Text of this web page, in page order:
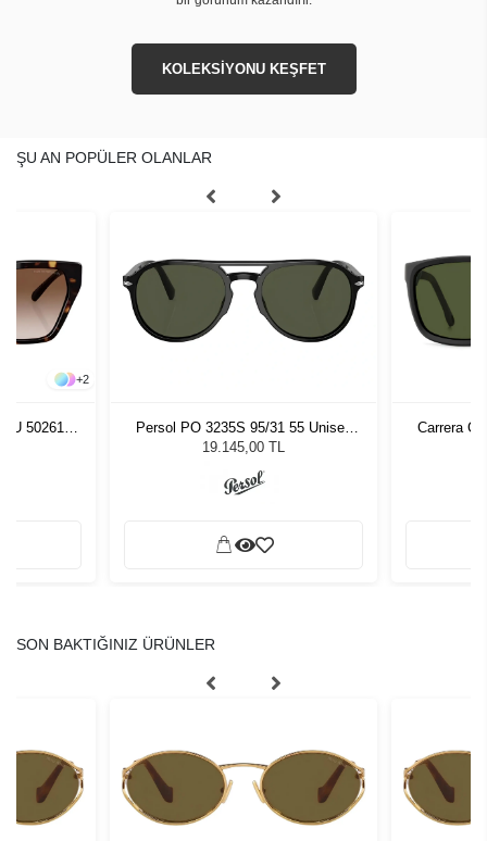
KOLEKSİYONU KEŞFET
ŞU AN POPÜLER OLANLAR
+2
502613
Persol PO 3235S 95/31 55 Unisex
Güneş Gözlüğü
19.145,00 TL
Carrera C
SON BAKTIĞINIZ ÜRÜNLER